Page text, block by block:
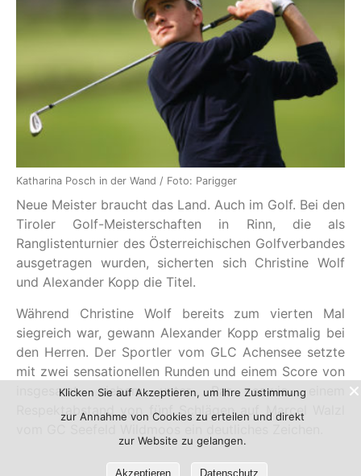
Katharina Posch in der Wand / Foto: Parigger
Neue Meister braucht das Land. Auch im Golf. Bei den
Tiroler Golf-Meisterschaften in Rinn, die als
Ranglistenturnier des Österreichischen Golfverbandes
ausgetragen wurden, sicherten sich Christine Wolf
und Alexander Kopp die Titel.
Während Christine Wolf bereits zum vierten Mal
siegreich war, gewann Alexander Kopp erstmalig bei
den Herren. Der Sportler vom GLC Achensee setzte
mit zwei sensationellen Runden und einem Score von
insgesamt sieben unter Par sowie einem
Respektabstand von fünf Schlägen auf Marcel Walzl
Klicken Sie auf Akzeptieren, um Ihre Zustimmung
zur Annahme von Cookies zu erteilen und direkt
zur Website zu gelangen.
Akzeptieren Datenschutz